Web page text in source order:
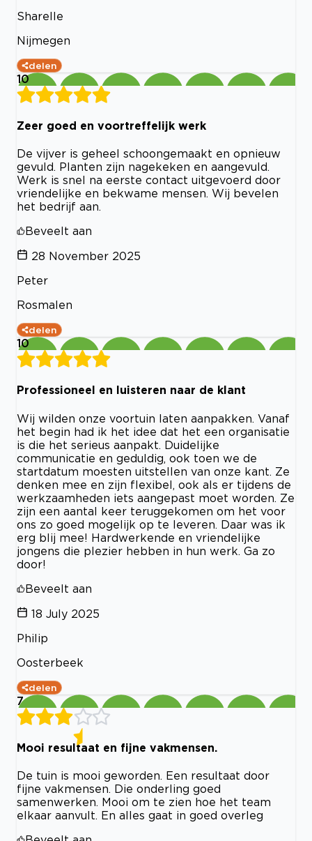
Sharelle
Nijmegen
delen
10
Zeer goed en voortreffelijk werk
De vijver is geheel schoongemaakt en opnieuw
gevuld. Planten zijn nagekeken en aangevuld.
Werk is snel na eerste contact uitgevoerd door
vriendelijke en bekwame mensen. Wij bevelen
het bedrijf aan.
Beveelt aan
28 November 2025
Peter
Rosmalen
delen
10
Professioneel en luisteren naar de klant
Wij wilden onze voortuin laten aanpakken. Vanaf
het begin had ik het idee dat het een organisatie
is die het serieus aanpakt. Duidelijke
communicatie en geduldig, ook toen we de
startdatum moesten uitstellen van onze kant. Ze
denken mee en zijn flexibel, ook als er tijdens de
werkzaamheden iets aangepast moet worden. Ze
zijn een aantal keer teruggekomen om het voor
ons zo goed mogelijk op te leveren. Daar was ik
erg blij mee! Hardwerkende en vriendelijke
jongens die plezier hebben in hun werk. Ga zo
door!
Beveelt aan
18 July 2025
Philip
Oosterbeek
delen
7
Mooi resultaat en fijne vakmensen.
De tuin is mooi geworden. Een resultaat door
fijne vakmensen. Die onderling goed
samenwerken. Mooi om te zien hoe het team
elkaar aanvult. En alles gaat in goed overleg